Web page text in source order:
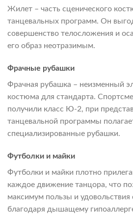
Жилет – часть сценического
танцевальных программ. Он
совершенство телосложения и
его образ неотразимым.
Фрачные рубашки
Фрачная рубашка – неизменный
костюма для стандарта.
получили класс Ю-2, при
танцевальной программы
специализированные рубашки.
Футболки и майки
Футболки и майки плотно
каждое движение танцора, что
максимум пользы и удовольствия
благодаря дышащему